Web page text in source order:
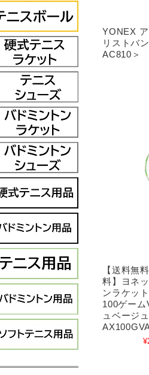
YONEX
リストバ
AC810＞
【送料無
料】ヨネ
ンラケッ
100ゲー
ュベージ